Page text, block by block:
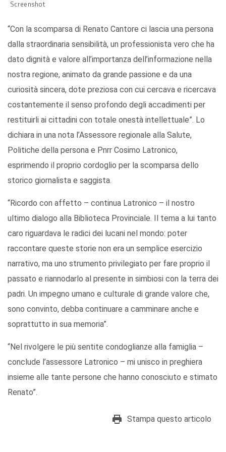
Screenshot
“Con la scomparsa di Renato Cantore ci lascia una persona
dalla straordinaria sensibilità, un professionista vero che ha
dato dignità e valore all’importanza dell’informazione nella
nostra regione, animato da grande passione e da una
curiosità sincera, dote preziosa con cui cercava e ricercava
costantemente il senso profondo degli accadimenti per
restituirli ai cittadini con totale onestà intellettuale”. Lo
dichiara in una nota l’Assessore regionale alla Salute,
Politiche della persona e Pnrr Cosimo Latronico,
esprimendo il proprio cordoglio per la scomparsa dello
storico giornalista e saggista.
“Ricordo con affetto – continua Latronico – il nostro
ultimo dialogo alla Biblioteca Provinciale. Il tema a lui tanto
caro riguardava le radici dei lucani nel mondo: poter
raccontare queste storie non era un semplice esercizio
narrativo, ma uno strumento privilegiato per fare proprio il
passato e riannodarlo al presente in simbiosi con la terra dei
padri. Un impegno umano e culturale di grande valore che,
sono convinto, debba continuare a camminare anche e
soprattutto in sua memoria”.
“Nel rivolgere le più sentite condoglianze alla famiglia –
conclude l’assessore Latronico – mi unisco in preghiera
insieme alle tante persone che hanno conosciuto e stimato
Renato”.
Stampa questo articolo